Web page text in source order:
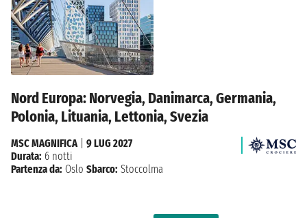
Nord Europa: Norvegia, Danimarca, Germania,
Polonia, Lituania, Lettonia, Svezia
MSC MAGNIFICA| 9 LUG 2027
Durata: 6 notti
Partenza da: Oslo Sbarco: Stoccolma